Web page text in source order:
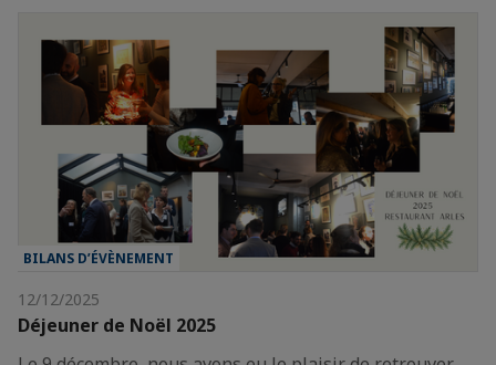
BILANS D’ÉVÈNEMENT
12/12/2025
Déjeuner de Noël 2025